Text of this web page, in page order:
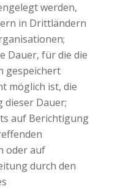
werden,
in Drittländern
Dauer, für die die
gespeichert
möglich ist, die
dieser Dauer;
auf Berichtigung
oder auf
durch den